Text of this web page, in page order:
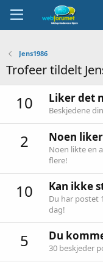
Jens1986
Trofeer tildelt
10 Liker det
Beskjedene
2 Noen
Noen likte en
flere!
10 Kan ikke
Du har postet
dag!
5 Du
30 beskjeder